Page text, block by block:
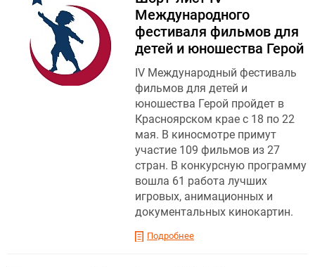
Международного
фестиваля фильмов для
детей и юношества Герой
IV Международный фестиваль
фильмов для детей и
юношества Герой пройдет в
Красноярском крае с 18 по 22
мая. В киносмотре примут
участие 109 фильмов из 27
стран. В конкурсную программу
вошла 61 работа лучших
игровых, анимационных и
документальных кинокартин.
Подробнее